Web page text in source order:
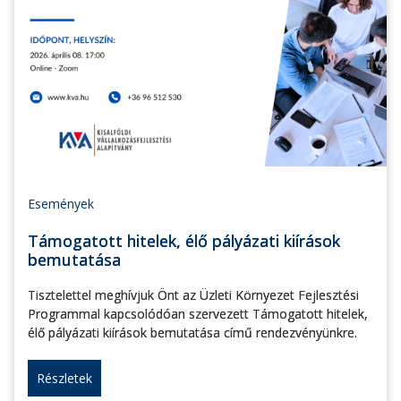
Események
Támogatott hitelek, élő pályázati kiírások
bemutatása
Tisztelettel meghívjuk Önt az Üzleti Környezet Fejlesztési
Programmal kapcsolódóan szervezett Támogatott hitelek,
élő pályázati kiírások bemutatása című rendezvényünkre.
Részletek